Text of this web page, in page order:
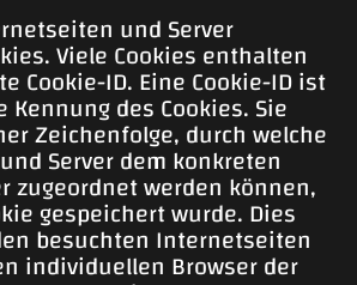
und Server
Viele Cookies enthalten
Cookie-ID. Eine Cookie-ID ist
des Cookies. Sie
Zeichenfolge, durch welche
Server dem konkreten
zugeordnet werden können,
gespeichert wurde. Dies
besuchten Internetseiten
individuellen Browser der